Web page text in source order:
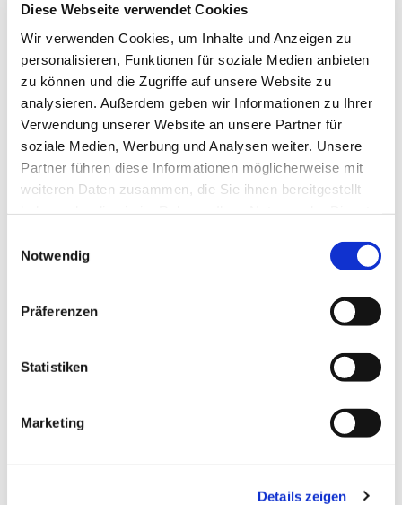
Diese Webseite verwendet Cookies
Wir verwenden Cookies, um Inhalte und Anzeigen zu
personalisieren, Funktionen für soziale Medien anbieten
zu können und die Zugriffe auf unsere Website zu
analysieren. Außerdem geben wir Informationen zu Ihrer
Verwendung unserer Website an unsere Partner für
soziale Medien, Werbung und Analysen weiter. Unsere
Partner führen diese Informationen möglicherweise mit
weiteren Daten zusammen, die Sie ihnen bereitgestellt
Notwendig
Präferenzen
Statistiken
Marketing
Details zeigen
Dies könnte Sie auch
interessieren